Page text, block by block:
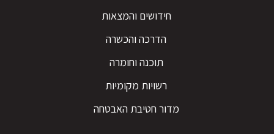
חידושים והמצאות
הדרכה והכשרה
תוכנה וחומרה
רשויות מקומיות
מדור חטיבת האבטחה